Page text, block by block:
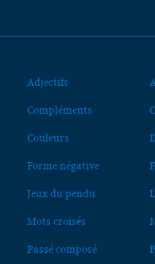
Adjectifs
Compléments
Couleurs
Forme négative
Jeux du pendu
Mots croisés
Passé composé